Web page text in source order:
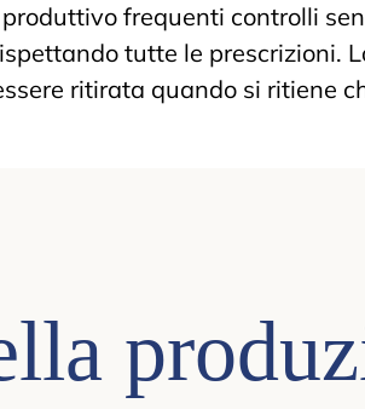
frequenti controlli
tutte le prescrizioni.
ritirata quando si ritiene